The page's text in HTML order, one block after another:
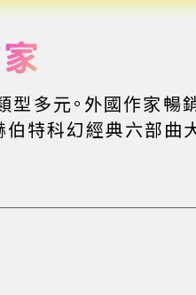
型多元。外國作家暢
伯特科幻經典六部曲